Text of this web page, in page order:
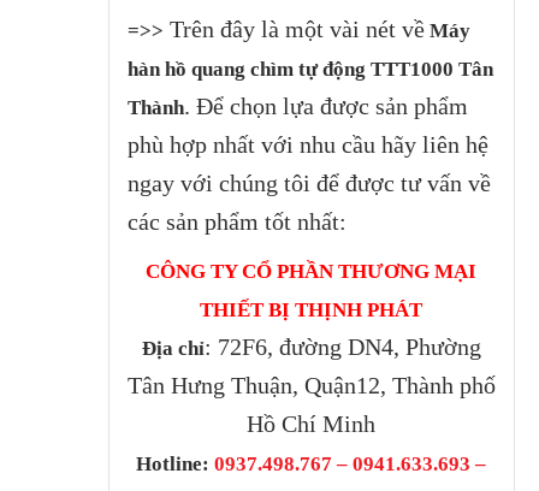
=>> Trên đây là một vài nét vềMáy
hàn hồ quang chìm tự động TTT1000 Tân
Thành. Để chọn lựa được sản phẩm
phù hợp nhất với nhu cầu hãy liên hệ
ngay với chúng tôi để được tư vấn về
các sản phẩm tốt nhất:
CÔNG TY CỔ PHẦN THƯƠNG MẠI
THIẾT BỊ THỊNH PHÁT
Địa chỉ: 72F6, đường DN4, Phường
Tân Hưng Thuận, Quận12, Thành phố
Hồ Chí Minh
Hotline: 0937.498.767 – 0941.633.693 –